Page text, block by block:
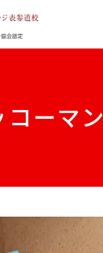
コーマン